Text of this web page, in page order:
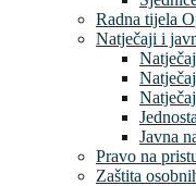
Radna tijela
Natječaji i
Javna
Pravo na
Zaštita